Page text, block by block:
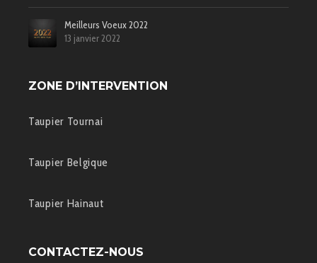
Meilleurs Voeux 2022
13 janvier 2022
ZONE D’INTERVENTION
Taupier Tournai
Taupier Belgique
Taupier Hainaut
CONTACTEZ-NOUS